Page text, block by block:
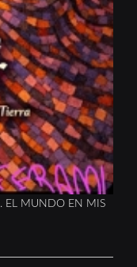
EL MUNDO EN MIS